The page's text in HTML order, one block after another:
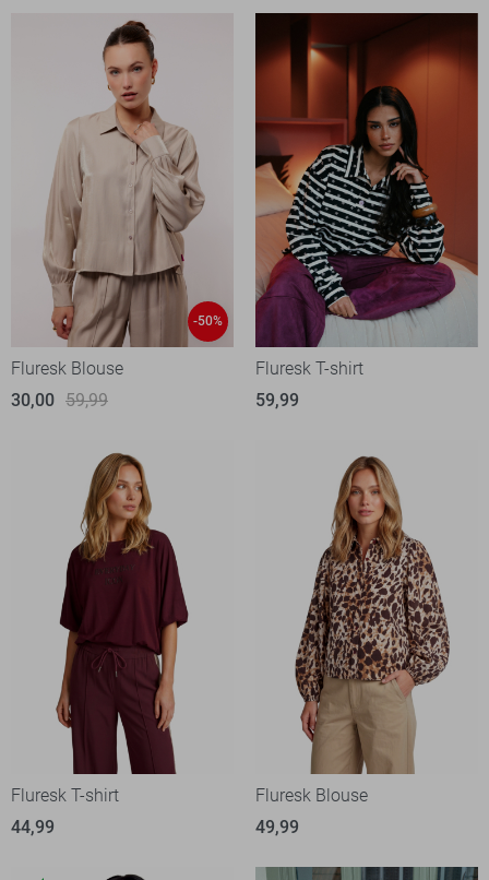
-50%
Fluresk Blouse
30,00 59,99
Fluresk T-shirt
59,99
Fluresk T-shirt
44,99
Fluresk Blouse
49,99